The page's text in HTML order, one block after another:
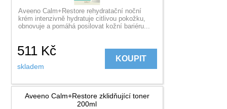
Aveeno Calm+Restore rehydratační noční
krém intenzivně hydratuje citlivou pokožku,
obnovuje a pomáhá posilovat kožní bariéru...
511 Kč
skladem
KOUPIT
Aveeno Calm+Restore zklidňující toner
200ml